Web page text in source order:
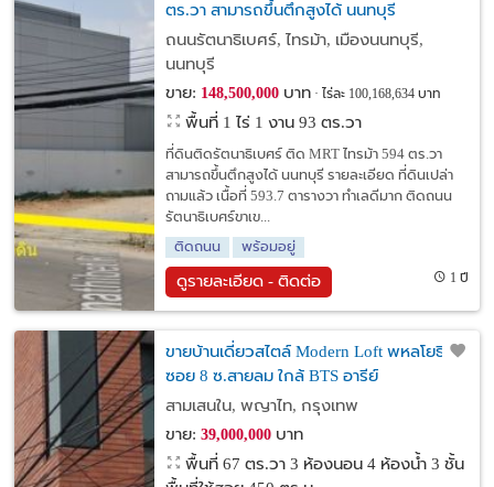
ตร.วา สามารถขึ้นตึกสูงได้ นนทบุรี
ถนนรัตนาธิเบศร์, ไทรม้า, เมืองนนทบุรี,
นนทบุรี
ขาย: 148,500,000บาท ไร่ละ 100,168,634 บาท
พื้นที่ 1 ไร่ 1 งาน 93 ตร.วา
ที่ดินติดรัตนาธิเบศร์ ติด MRT ไทรม้า 594 ตร.วา
สามารถขึ้นตึกสูงได้ นนทบุรี รายละเอียด ที่ดินเปล่า
ถามแล้ว เนื้อที่ 593.7 ตารางวา ทำเลดีมาก ติดถนน
รัตนาธิเบศร์ขาเข...
ติดถนน
พร้อมอยู่
ดูรายละเอียด - ติดต่อ 1 ปี
ขายบ้านเดี่ยวสไตล์ Modern Loft พหลโยธิน
ซอย 8 ซ.สายลม ใกล้ BTS อารีย์
สามเสนใน, พญาไท, กรุงเทพ
ขาย: 39,000,000บาท
พื้นที่ 67 ตร.วา 3 ห้องนอน 4 ห้องน้ำ 3 ชั้น